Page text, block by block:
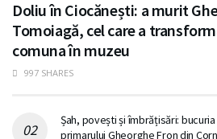
Doliu în Ciocănești: a murit
Tomoiagă, cel care a
comuna în muzeu
997 SHARES
Șah, povești și îmbrățisări:
primarului Gheorghe Fron din